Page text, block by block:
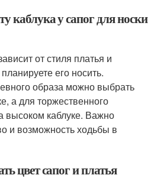
каблука у сапог для носки
от стиля платья и
его носить.
образа можно выбрать
а для торжественного
высоком каблуке. Важно
и возможность ходьбы в
цвет сапог и платья